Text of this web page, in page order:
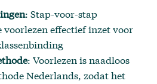
: Stap-voor-stap
voorlezen effectief inzet voor
: Voorlezen is naadloos
Nederlands, zodat het